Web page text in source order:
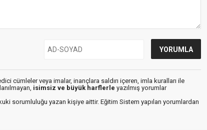
cümleler veya imalar, inançlara saldırı içeren, imla kuralları ile
isimsiz ve büyük harflerle yazılmış yorumlar
sorumluluğu yazan kişiye aittir. Eğitim Sistem yapılan yorumlardan